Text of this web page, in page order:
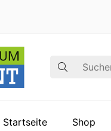
Suche
Startseite Shop